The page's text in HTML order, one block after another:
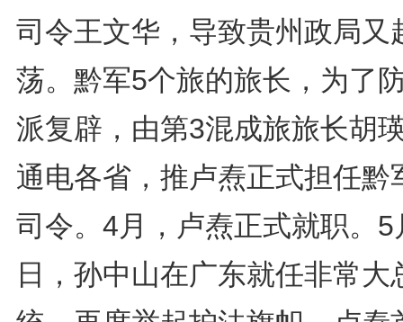
司令王文华，导致贵州政局又
荡。黔军5个旅的旅长，为了
派复辟，由第3混成旅旅长胡
通电各省，推卢焘正式担任黔
司令。4月，卢焘正式就职。5
日，孙中山在广东就任非常大